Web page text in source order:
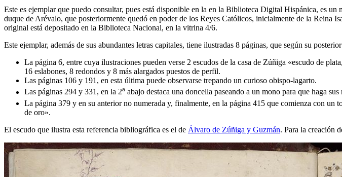
Este es ejemplar que puedo consultar, pues está disponible en la en la Biblioteca Digital Hispánica, es
duque de Arévalo, que posteriormente quedó en poder de los Reyes Católicos, inicialmente de la Reina
original está depositado en la Biblioteca Nacional, en la vitrina 4/6.
Este ejemplar, además de sus abundantes letras capitales, tiene ilustradas 8 páginas, que según su
La página 6, entre cuya ilustraciones pueden verse 2 escudos de la casa de Zúñiga «escudo de
16 eslabones, 8 redondos y 8 más alargados puestos de perfil.
Las páginas 106 y 191, en esta última puede observarse trepando un curioso obispo-lagarto.
Las páginas 294 y 331, en la 2a abajo destaca una doncella paseando a un mono para que haga
La página 379 y en su anterior no numerada y, finalmente, en la página 415 que comienza con un
de oro».
El escudo que ilustra esta referencia bibliográfica es el de Álvaro de Zúñiga y Guzmán. Para la creación